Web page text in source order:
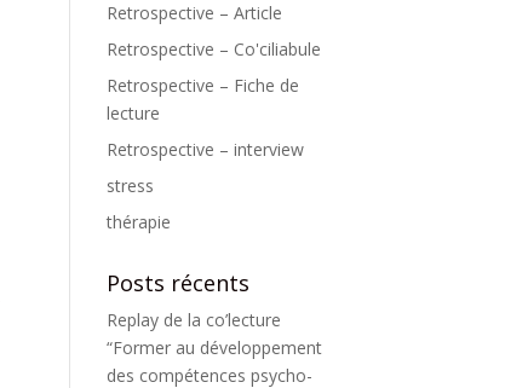
Retrospective – Article
Retrospective – Co'ciliabule
Retrospective – Fiche de
lecture
Retrospective – interview
stress
thérapie
Posts récents
Replay de la co’lecture
“Former au développement
des compétences psycho-